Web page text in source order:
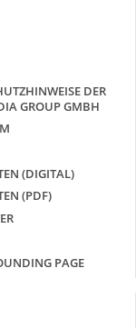
DER
GROUP GMBH
(DIGITAL)
(PDF)
PAGE